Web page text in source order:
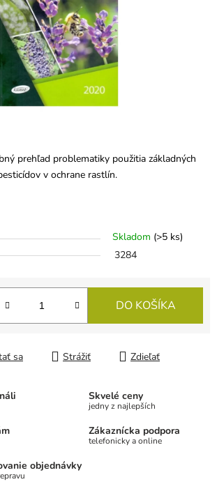
prehľad problematiky použitia základných
v ochrane rastlín.
Skladom (>5 ks)
3284
DO KOŠÍKA
sa Strážiť Zdieľať
Skvelé ceny
jedny z najlepších
Zákaznícka podpora
telefonicky a online
objednávky